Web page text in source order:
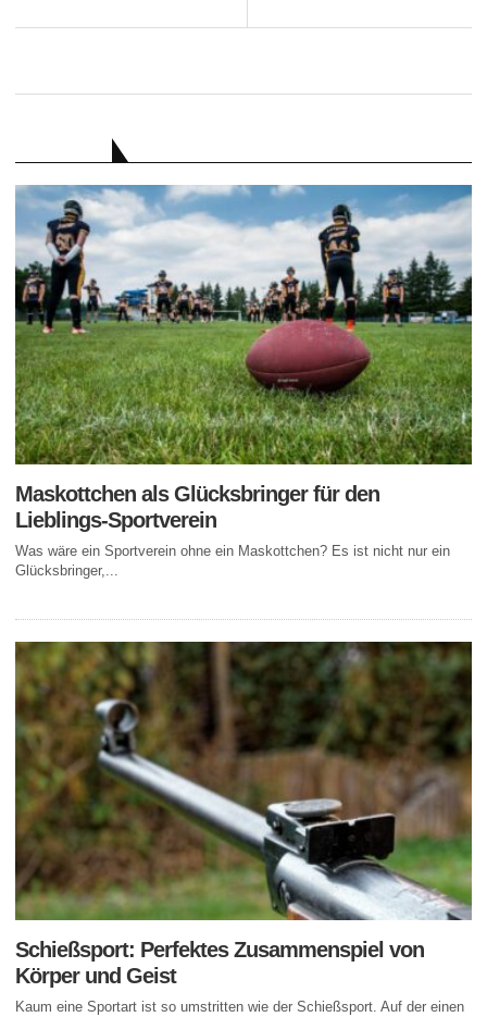
Maskottchen als Glücksbringer für den
Lieblings-Sportverein
Was wäre ein Sportverein ohne ein Maskottchen? Es ist nicht nur ein
Glücksbringer,...
Schießsport: Perfektes Zusammenspiel von
Körper und Geist
Kaum eine Sportart ist so umstritten wie der Schießsport. Auf der einen